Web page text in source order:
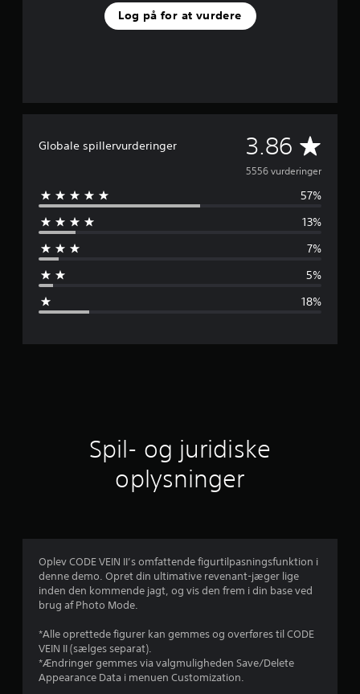
Log på for at vurdere
Globale spillervurderinger 3.86 G
e
n
n
m
n
u
r
5556 vurderinger
57%
13%
7%
5%
18%
Spil- og juridiske
oplysninger
Oplev CODE VEIN II’s omfattende figurtilpasningsfunktion i
denne demo. Opret din ultimative revenant-jæger lige
inden den kommende jagt, og vis den frem i din base ved
brug af Photo Mode.
*Alle oprettede figurer kan gemmes og overføres til CODE
VEIN II (sælges separat).
*Ændringer gemmes via valgmuligheden Save/Delete
Appearance Data i menuen Customization.